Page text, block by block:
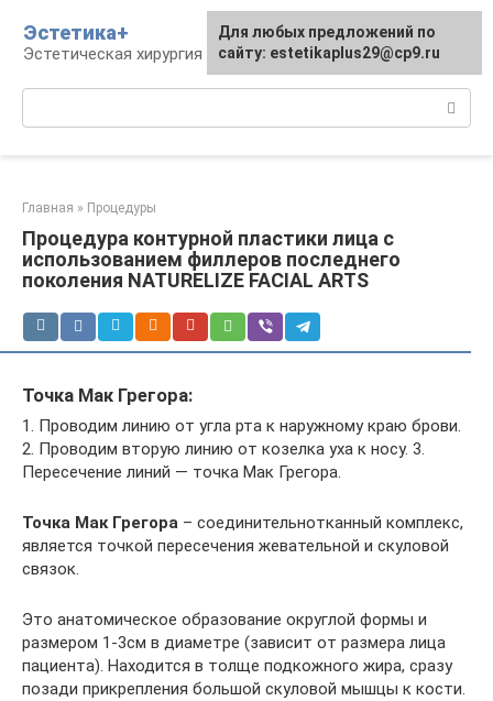
контенту
Эстетика+
Эстетическая хирургия и косметология
Главная » Процедуры
Процедура контурной пластики лица с
использованием филлеров последнего
поколения NATURELIZE FACIAL ARTS
Точка Мак Грегора:
1. Проводим линию от угла рта к наружному краю брови.
2. Проводим вторую линию от козелка уха к носу. 3.
Пересечение линий — точка Мак Грегора.
Точка Мак Грегора – соединительнотканный комплекс,
является точкой пересечения жевательной и скуловой
связок.
Это анатомическое образование округлой формы и
размером 1-3см в диаметре (зависит от размера лица
пациента). Находится в толще подкожного жира, сразу
позади прикрепления большой скуловой мышцы к кости.
Для любых предложений по
сайту: estetikaplus29@cp9.ru